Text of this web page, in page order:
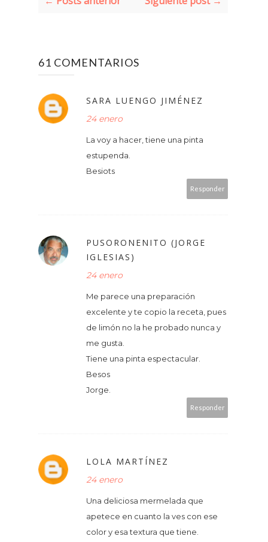
61 COMENTARIOS
SARA LUENGO JIMÉNEZ
24 enero
La voy a hacer, tiene una pinta
estupenda.
Besiots
Responder
PUSORONENITO (JORGE
IGLESIAS)
24 enero
Me parece una preparación
excelente y te copio la receta, pues
de limón no la he probado nunca y
me gusta.
Tiene una pinta espectacular.
Besos
Jorge.
Responder
LOLA MARTÍNEZ
24 enero
Una deliciosa mermelada que
apetece en cuanto la ves con ese
color y esa textura que tiene.